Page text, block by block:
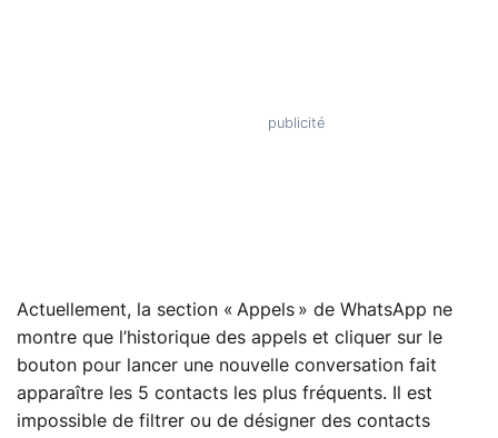
Actuellement, la section « Appels » de WhatsApp ne
montre que l’historique des appels et cliquer sur le
bouton pour lancer une nouvelle conversation fait
apparaître les 5 contacts les plus fréquents. Il est
impossible de filtrer ou de désigner des contacts